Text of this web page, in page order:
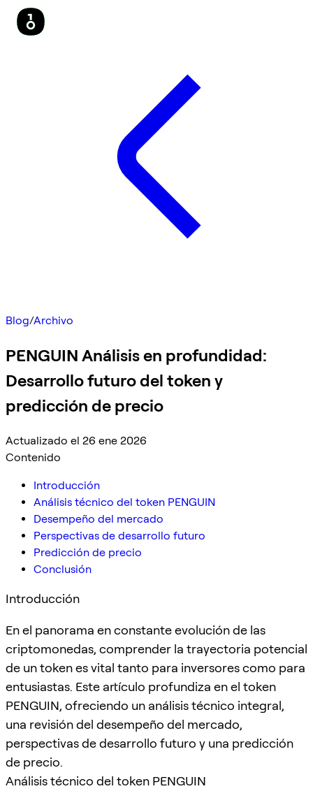
Blog/Archivo
PENGUIN Análisis en profundidad:
Desarrollo futuro del token y
predicción de precio
Actualizado el 26 ene 2026
Contenido
Introducción
Análisis técnico del token PENGUIN
Desempeño del mercado
Perspectivas de desarrollo futuro
Predicción de precio
Conclusión
Introducción
En el panorama en constante evolución de las
criptomonedas, comprender la trayectoria potencial
de un token es vital tanto para inversores como para
entusiastas. Este artículo profundiza en el token
PENGUIN, ofreciendo un análisis técnico integral,
una revisión del desempeño del mercado,
perspectivas de desarrollo futuro y una predicción
de precio.
Análisis técnico del token PENGUIN